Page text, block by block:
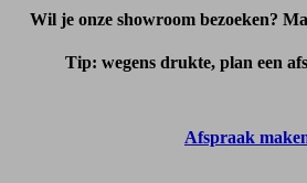
Wil je onze showroom bezoeken?
Tip: wegens drukte, plan een
Afspraak